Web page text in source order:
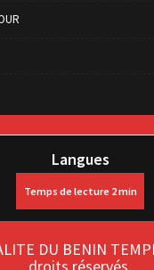
Langues
DU BENIN